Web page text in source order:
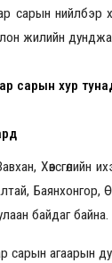
сарын нийлбэр
жилийн
сарын хур
Хөвсгөлийн
Баянхонгор,
бaйдаг байна.
сарын агаарын